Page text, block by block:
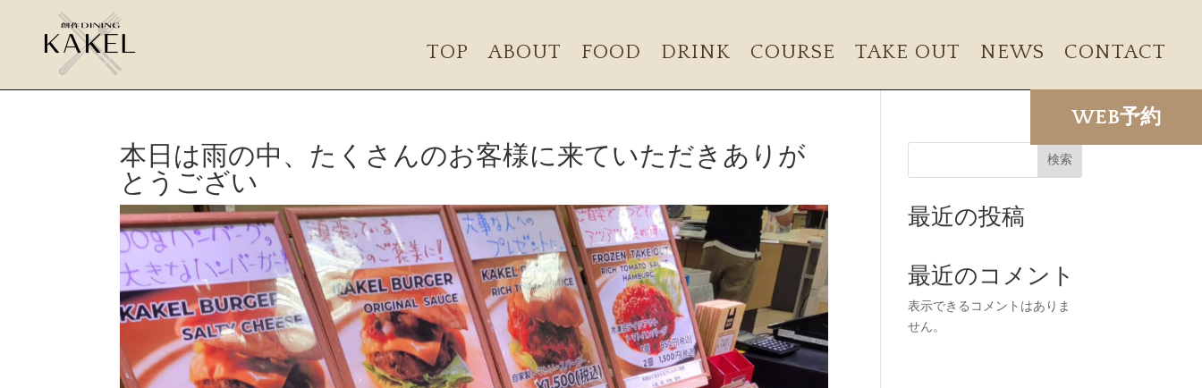
TOP ABOUT FOOD DRINK COURSE TAKE OUT NEWS CONTACT
WEB予約
本日は雨の中、たくさんのお客様に来ていただきありが
とうござい
検索
最近の投稿
最近のコメント
表示できるコメントはありま
せん。